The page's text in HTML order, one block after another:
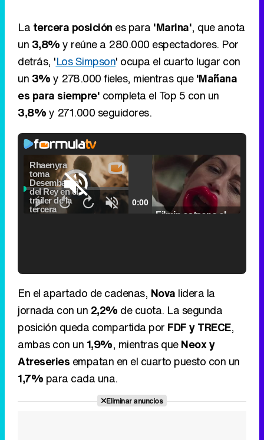
La tercera posición es para 'Marina', que anota
un 3,8%y reúne a 280.000 espectadores. Por
detrás, 'Los Simpson' ocupa el cuarto lugar con
un 3%y 278.000 fieles, mientras que'Mañana
es para siempre' completa el Top 5 con un
3,8%y 271.000 seguidores.
Pause
Seek
back
Seek
Unmute Current
0:00 / Duration
2:24
Loaded:
5.31%
Remaining
2:24
Picture-
in-
En el apartado de cadenas, Nova lidera la
jornada con un 2,2% de cuota. La segunda
posición queda compartida por FDF y TRECE,
ambas con un 1,9%, mientras queNeox y
Atreseries empatan en el cuarto puesto con un
1,7% para cada una.
Eliminar anuncios